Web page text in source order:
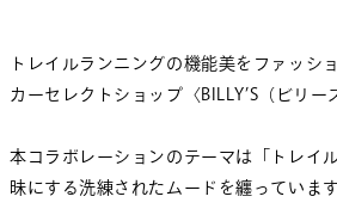
トレイルランニングの機能美をファッシ
カーセレクトショップ〈BILLY’S（ビリ
本コラボレーションのテーマは「トレイ
昧にする洗練されたムードを纏っています